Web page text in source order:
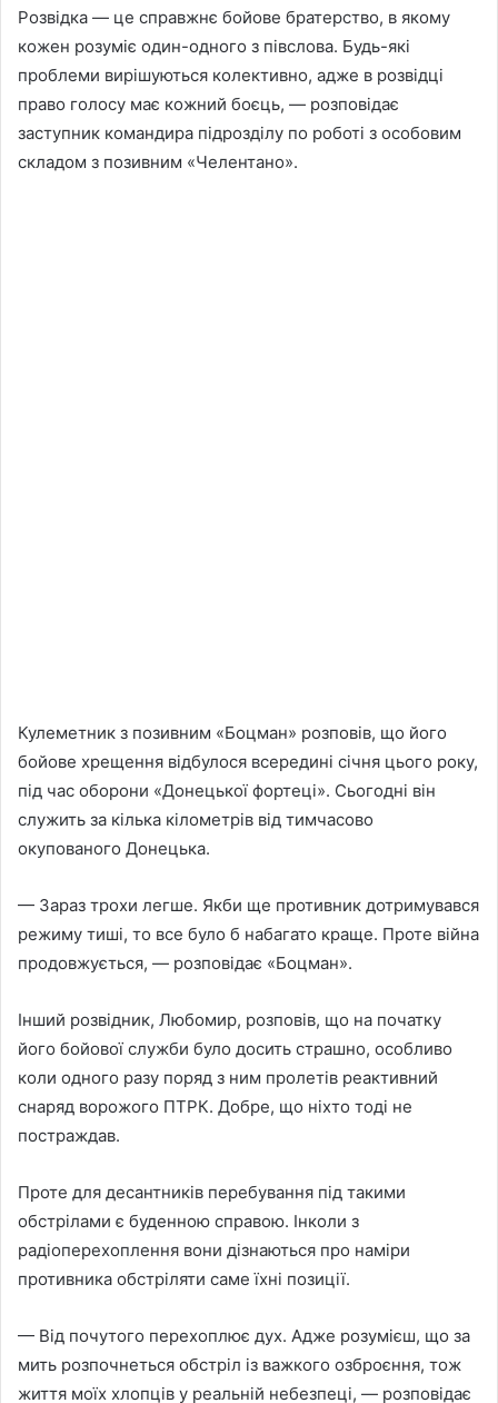
Розвідка — це справжнє бойове братерство, в якому
кожен розуміє один-одного з півслова. Будь-які
проблеми вирішуються колективно, адже в розвідці
право голосу має кожний боєць, — розповідає
заступник командира підрозділу по роботі з особовим
складом з позивним «Челентано».
Кулеметник з позивним «Боцман» розповів, що його
бойове хрещення відбулося всередині січня цього року,
під час оборони «Донецької фортеці». Сьогодні він
служить за кілька кілометрів від тимчасово
окупованого Донецька.
— Зараз трохи легше. Якби ще противник дотримувався
режиму тиші, то все було б набагато краще. Проте війна
продовжується, — розповідає «Боцман».
Інший розвідник, Любомир, розповів, що на початку
його бойової служби було досить страшно, особливо
коли одного разу поряд з ним пролетів реактивний
снаряд ворожого ПТРК. Добре, що ніхто тоді не
постраждав.
Проте для десантників перебування під такими
обстрілами є буденною справою. Інколи з
радіоперехоплення вони дізнаються про наміри
противника обстріляти саме їхні позиції.
— Від почутого перехоплює дух. Адже розумієш, що за
мить розпочнеться обстріл із важкого озброєння, тож
життя моїх хлопців у реальній небезпеці, — розповідає